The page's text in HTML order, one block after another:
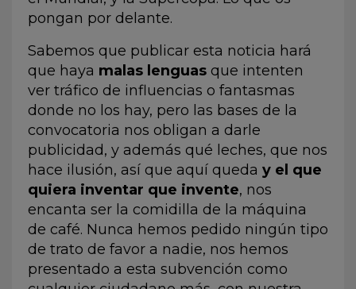
pongan por delante.
Sabemos que publicar esta noticia hará
que haya malas lenguas que intenten
ver tráfico de influencias o fantasmas
donde no los hay, pero las bases de la
convocatoria nos obligan a darle
publicidad, y además qué leches, que nos
hace ilusión, así que aquí queda y el que
quiera inventar que invente, nos
encanta ser la comidilla de la máquina
de café. Nunca hemos pedido ningún tipo
de trato de favor a nadie, nos hemos
presentado a esta subvención como